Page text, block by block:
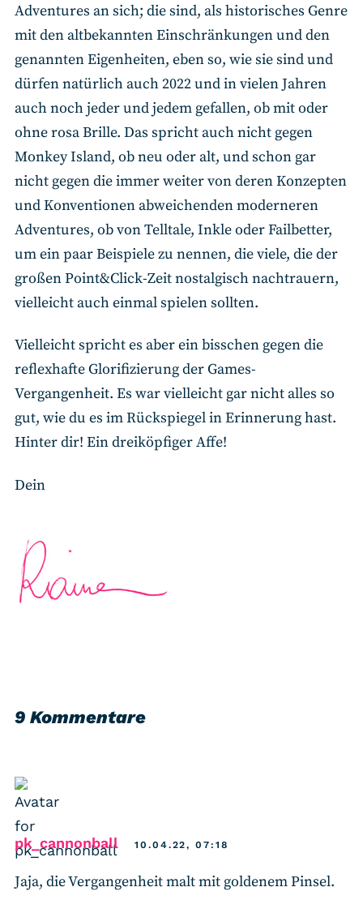
Adventures an sich; die sind, als historisches Genre
mit den altbekannten Einschränkungen und den
genannten Eigenheiten, eben so, wie sie sind und
dürfen natürlich auch 2022 und in vielen Jahren
auch noch jeder und jedem gefallen, ob mit oder
ohne rosa Brille. Das spricht auch nicht gegen
Monkey Island, ob neu oder alt, und schon gar
nicht gegen die immer weiter von deren Konzepten
und Konventionen abweichenden moderneren
Adventures, ob von Telltale, Inkle oder Failbetter,
um ein paar Beispiele zu nennen, die viele, die der
großen Point&Click-Zeit nostalgisch nachtrauern,
vielleicht auch einmal spielen sollten.
Vielleicht spricht es aber ein bisschen gegen die
reflexhafte Glorifizierung der Games-
Vergangenheit. Es war vielleicht gar nicht alles so
gut, wie du es im Rückspiegel in Erinnerung hast.
Hinter dir! Ein dreiköpfiger Affe!
Dein
9 Kommentare
pk_cannonball says:10.04.22, 07:18
Jaja, die Vergangenheit malt mit goldenem Pinsel.